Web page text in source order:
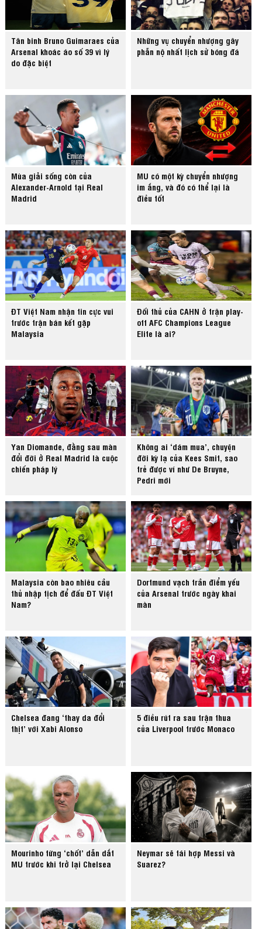
Tân binh Bruno Guimaraes của
Arsenal khoác áo số 39 vì lý
do đặc biệt
Những vụ chuyển nhượng gây
phẫn nộ nhất lịch sử bóng đá
Mùa giải sống còn của
Alexander-Arnold tại Real
Madrid
MU có một kỳ chuyển nhượng
im ắng, và đó có thể lại là
điều tốt
ĐT Việt Nam nhận tin cực vui
trước trận bán kết gặp
Malaysia
Đối thủ của CAHN ở trận play-
off AFC Champions League
Elite là ai?
Yan Diomande, đằng sau màn
đổi đời ở Real Madrid là cuộc
chiến pháp lý
Không ai ‘dám mua’, chuyện
đời kỳ lạ của Kees Smit, sao
trẻ được ví như De Bruyne,
Pedri mới
Malaysia còn bao nhiêu cầu
thủ nhập tịch để đấu ĐT Việt
Nam?
Dortmund vạch trần điểm yếu
của Arsenal trước ngày khai
màn
Chelsea đang ‘thay da đổi
thịt’ với Xabi Alonso
5 điều rút ra sau trận thua
của Liverpool trước Monaco
Mourinho từng ‘chốt’ dẫn dắt
MU trước khi trở lại Chelsea
Neymar sẽ tái hợp Messi và
Suarez?